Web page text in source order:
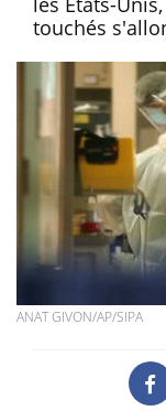
touchés
ANAT GIVON/AP/SIPA